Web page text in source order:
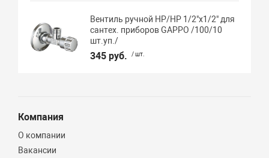
Вентиль ручной НР/НР 1/2"х1/2" для
сантех. приборов GAPPO /100/10
шт.уп./
345 руб. / шт.
Компания
О компании
Вакансии